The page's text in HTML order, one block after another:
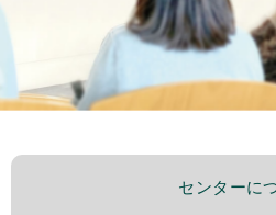
センターに